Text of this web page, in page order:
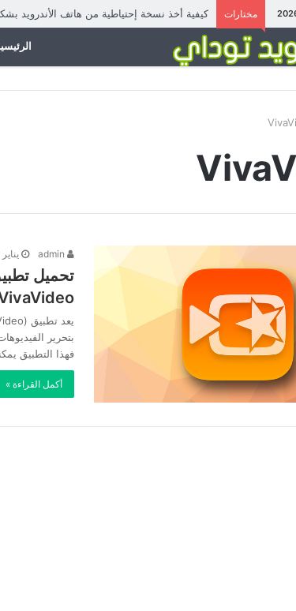
مختارات كيفية أخذ نسخة إحتياطية من هاتف الأندرويد
يناير 28, 2017
تحميل
بتحرير
فهذا التطبيق
أكمل القراءة »